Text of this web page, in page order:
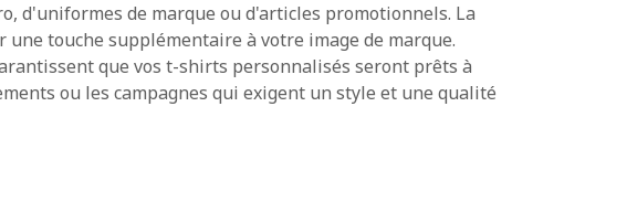
d'uniformes de marque ou d'articles promotionnels. La
touche supplémentaire à votre image de marque.
que vos t-shirts personnalisés seront prêts à
ou les campagnes qui exigent un style et une qualité